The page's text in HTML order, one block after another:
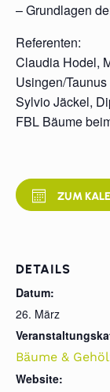
– Grundlagen
Referenten:
Claudia Hodel,
Usingen/Taunus
Sylvio Jäckel,
FBL Bäume
ZUM
DETAILS
Datum:
26. März
Bäume &
Website: